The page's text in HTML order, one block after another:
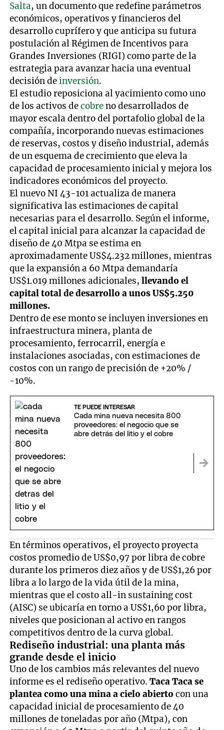
Salta, un documento que redefine parámetros
económicos, operativos y financieros del
desarrollo cuprífero y que anticipa su futura
postulación al Régimen de Incentivos para
Grandes Inversiones (RIGI) como parte de la
estrategia para avanzar hacia una eventual
decisión deinversión.
El estudio reposiciona al yacimiento como uno
de los activos decobreno desarrollados de
mayor escala dentro del portafolio global de la
compañía, incorporando nuevas estimaciones
de reservas, costos y diseño industrial, además
de un esquema de crecimiento que eleva la
capacidad de procesamiento inicial y mejora los
indicadores económicos del proyecto.
El nuevo NI 43-101 actualiza de manera
significativa las estimaciones de capital
necesarias para el desarrollo. Según el informe,
el capital inicial para alcanzar la capacidad de
diseño de 40 Mtpa se estima en
aproximadamente US$4.232 millones, mientras
que la expansión a 60 Mtpa demandaría
US$1.019 millones adicionales,llevando el
capital total de desarrollo a unos US$5.250
millones.
Dentro de ese monto se incluyen inversiones en
infraestructura minera, planta de
procesamiento, ferrocarril, energía e
instalaciones asociadas, con estimaciones de
costos con un rango de precisión de +20% /
-10%.
TE PUEDE INTERESAR
Cada mina nueva necesita 800
proveedores: el negocio que se
abre detrás del litio y el cobre
En términos operativos, el proyecto proyecta
costos promedio de US$0,97 por libra de cobre
durante los primeros diez años y de US$1,26 por
libra a lo largo de la vida útil de la mina,
mientras que el costo all-in sustaining cost
(AISC) se ubicaría en torno a US$1,60 por libra,
niveles que posicionan al activo en rangos
competitivos dentro de la curva global.
Rediseño industrial: una planta más
grande desde el inicio
Uno de los cambios más relevantes del nuevo
informe es el rediseño operativo.Taca Taca se
plantea como una mina a cielo abiertocon una
capacidad inicial de procesamiento de 40
millones de toneladas por año (Mtpa), con